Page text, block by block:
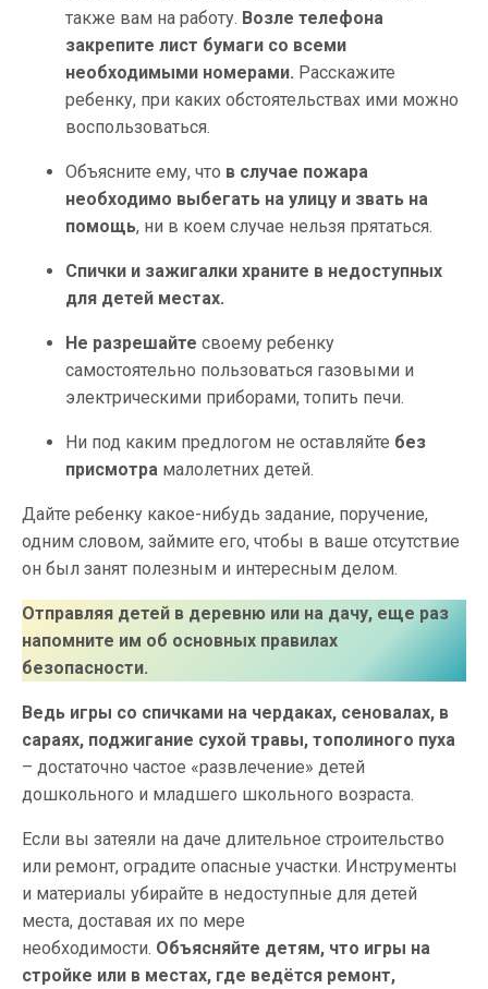
также вам на работу. Возле телефона
закрепите лист бумаги со всеми
необходимыми номерами. Расскажите
ребенку, при каких обстоятельствах ими можно
воспользоваться.
Объясните ему, что в случае пожара
необходимо выбегать на улицу и звать на
помощь, ни в коем случае нельзя прятаться.
Спички и зажигалки храните в недоступных
для детей местах.
Не разрешайте своему ребенку
самостоятельно пользоваться газовыми и
электрическими приборами, топить печи.
Ни под каким предлогом не оставляйте без
присмотра малолетних детей.
Дайте ребенку какое-нибудь задание, поручение,
одним словом, займите его, чтобы в ваше отсутствие
он был занят полезным и интересным делом.
Отправляя детей в деревню или на дачу, еще раз
напомните им об основных правилах
безопасности.
Ведь игры со спичками на чердаках, сеновалах, в
сараях, поджигание сухой травы, тополиного пуха
– достаточно частое «развлечение» детей
дошкольного и младшего школьного возраста.
Если вы затеяли на даче длительное строительство
или ремонт, оградите опасные участки. Инструменты
и материалы убирайте в недоступные для детей
места, доставая их по мере
необходимости. Объясняйте детям, что игры на
стройке или в местах, где ведётся ремонт,